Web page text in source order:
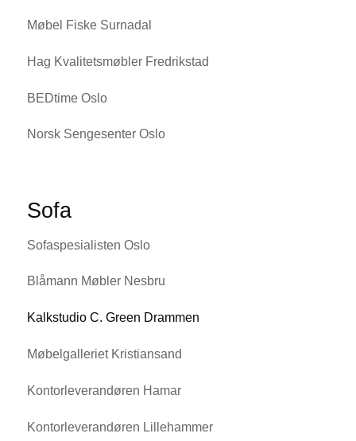
Møbel Fiske Surnadal
Hag Kvalitetsmøbler Fredrikstad
BEDtime Oslo
Norsk Sengesenter Oslo
Sofa
Sofaspesialisten Oslo
Blåmann Møbler Nesbru
Kalkstudio C. Green Drammen
Møbelgalleriet Kristiansand
Kontorleverandøren Hamar
Kontorleverandøren Lillehammer